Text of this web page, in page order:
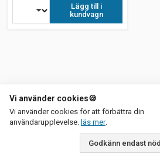
Lägg till i
kundvagn
Vi använder cookies🍪
Vi använder cookies för att förbättra din
användarupplevelse. läs merom vår
.
Godkänn endast